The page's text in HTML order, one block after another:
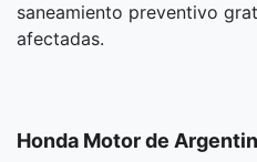
saneamiento preventivo
afectadas.
Honda Motor de